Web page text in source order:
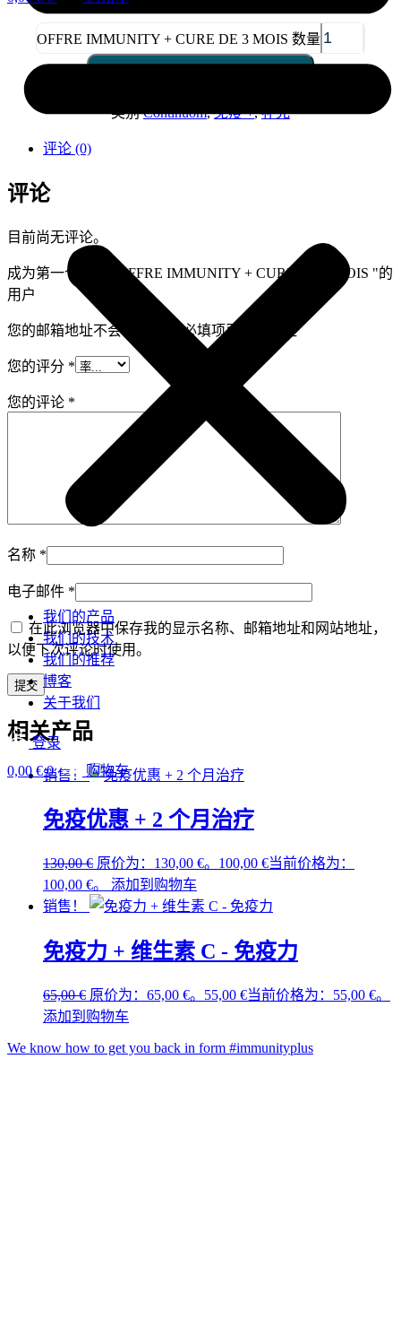
我们的产品
我们的技术
我们的推荐
博客
关于我们
登录
0,00€ 0 购物车
OFFRE IMMUNITY + CURE DE 3 MOIS 数量
类别Continuom,免疫 +,补充
评论 (0)
评论
目前尚无评论。
成为第一个评论 "OFFRE IMMUNITY + CURE DE 3 MOIS "的
用户
您的邮箱地址不会被公开。 必填项已用 标注
您的评分 *
您的评论 *
名称 *
电子邮件 *
在此浏览器中保存我的显示名称、邮箱地址和网站地址，
以便下次评论时使用。
相关产品
销售！
免疫优惠 + 2 个月治疗
130,00€ 原价为：130,00 €。 100,00 €当前价格为：
100,00 €。
添加到购物车
销售！
免疫力 + 维生素 C - 免疫力
65,00€ 原价为：65,00 €。 55,00 €当前价格为：55,00 €。
添加到购物车
We know how to get you back in form #immunityplus